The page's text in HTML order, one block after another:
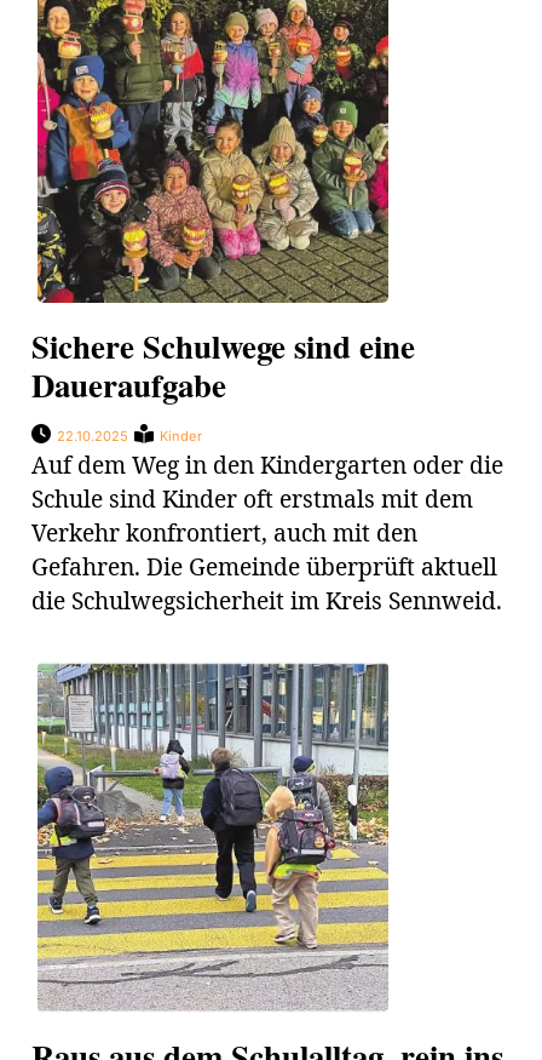
Sichere Schulwege sind eine
Daueraufgabe
22.10.2025 Kinder
Auf dem Weg in den Kindergarten oder die
Schule sind Kinder oft erstmals mit dem
Verkehr konfrontiert, auch mit den
Gefahren. Die Gemeinde überprüft aktuell
die Schulwegsicherheit im Kreis Sennweid.